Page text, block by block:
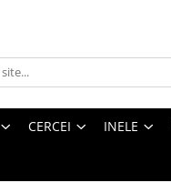
CERCEI INELE